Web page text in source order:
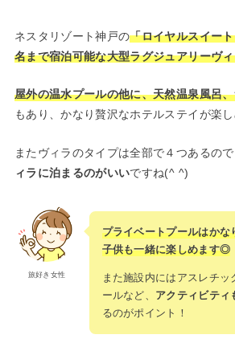
ネスタリゾート神戸の「ロイヤルスイー
名まで宿泊可能な大型ラグジュアリーヴ
屋外の温水プールの他に、天然温泉風呂
もあり、かなり贅沢なホテルステイが楽
またヴィラのタイプは全部で４つあるので
ィラに泊まるのがいいですね(^ ^)
旅好き女性
プライベートプールはかな
子供も一緒に楽しめます◎
また施設内にはアスレチ
ールなど、 アクティビティ
るのがポイント！